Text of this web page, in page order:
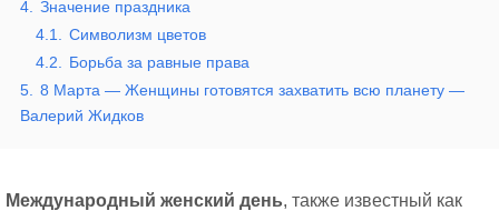
4.
Значение праздника
4.1.
Символизм цветов
4.2.
Борьба за равные права
5.
8 Марта — Женщины готовятся захватить всю планету —
Валерий Жидков
Международный женский день, также известный как